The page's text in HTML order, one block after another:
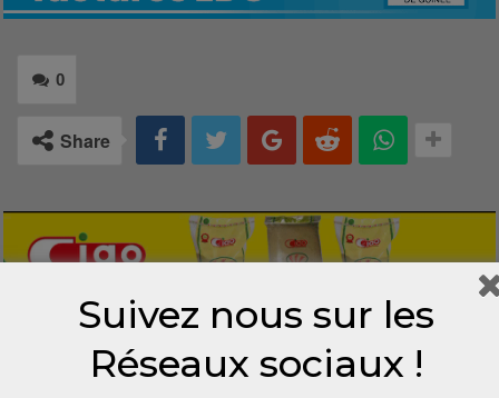
0
Share
LAISSER UN COMMENTAIRE
Suivez nous sur les
Réseaux sociaux !